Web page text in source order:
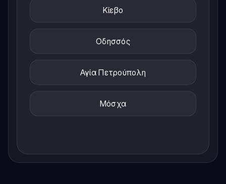
Κίεβο
Οδησσός
Αγία Πετρούπολη
Μόσχα